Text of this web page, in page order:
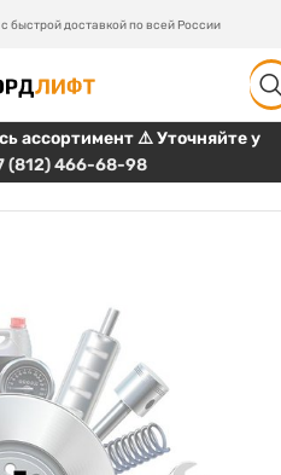
быстрой доставкой по всей России
ассортимент ⚠️ Уточняйте у
(812) 466-68-98